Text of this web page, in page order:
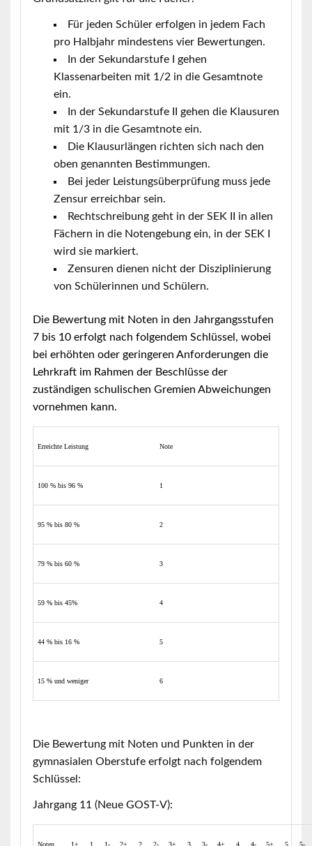
Für jeden Schüler erfolgen in jedem Fach
pro Halbjahr mindestens vier Bewertungen.
In der Sekundarstufe I gehen
Klassenarbeiten mit 1/2 in die Gesamtnote
ein.
In der Sekundarstufe II gehen die Klausuren
mit 1/3 in die Gesamtnote ein.
Die Klausurlängen richten sich nach den
oben genannten Bestimmungen.
Bei jeder Leistungsüberprüfung muss jede
Zensur erreichbar sein.
Rechtschreibung geht in der SEK II in allen
Fächern in die Notengebung ein, in der SEK I
wird sie markiert.
Zensuren dienen nicht der Disziplinierung
von Schülerinnen und Schülern.
Die Bewertung mit Noten in den Jahrgangsstufen
7 bis 10 erfolgt nach folgendem Schlüssel, wobei
bei erhöhten oder geringeren Anforderungen die
Lehrkraft im Rahmen der Beschlüsse der
zuständigen schulischen Gremien Abweichungen
vornehmen kann.
Erreichte Leistung Note
100 % bis 96 % 1
95 % bis 80 % 2
79 % bis 60 % 3
59 % bis 45% 4
44 % bis 16 % 5
15 % und weniger 6
Die Bewertung mit Noten und Punkten in der
gymnasialen Oberstufe erfolgt nach folgendem
Schlüssel:
Jahrgang 11 (Neue GOST-V):